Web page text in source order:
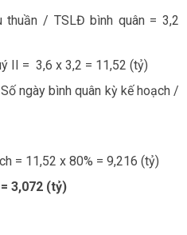
thuần / TSLĐ bình quân = 3,2
II = 3,6 x 3,2 = 11,52 (tỷ)
ngày bình quân kỳ kế hoạch /
= 11,52 x 80% = 9,216 (tỷ)
3,072 (tỷ)